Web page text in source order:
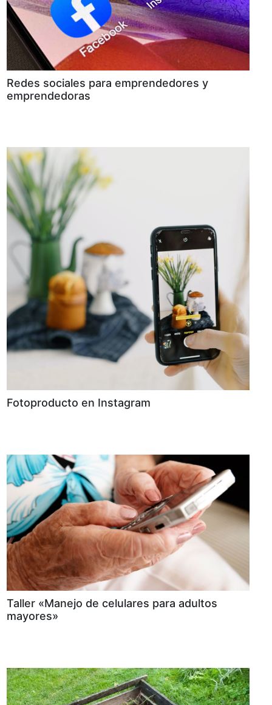
Redes sociales para emprendedores y
emprendedoras
Fotoproducto en Instagram
Taller «Manejo de celulares para adultos
mayores»